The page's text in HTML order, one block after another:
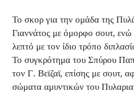
Το σκορ για την ομάδα της
Γιαννάτος με όμορφο σουτ, ενώ
λεπτό με τον ίδιο τρόπο
Το συγκρότημα του Σπύρου
τον Γ. Βεϊζαϊ, επίσης με σουτ,
σώματα αμυντικών του